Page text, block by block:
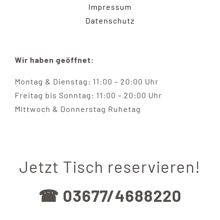
Impressum
Datenschutz
Wir haben geöffnet:
Montag & Dienstag: 11:00 – 20:00 Uhr
Freitag bis Sonntag: 11:00 – 20:00 Uhr
Mittwoch & Donnerstag Ruhetag
Jetzt Tisch reservieren!
☎ 03677/4688220